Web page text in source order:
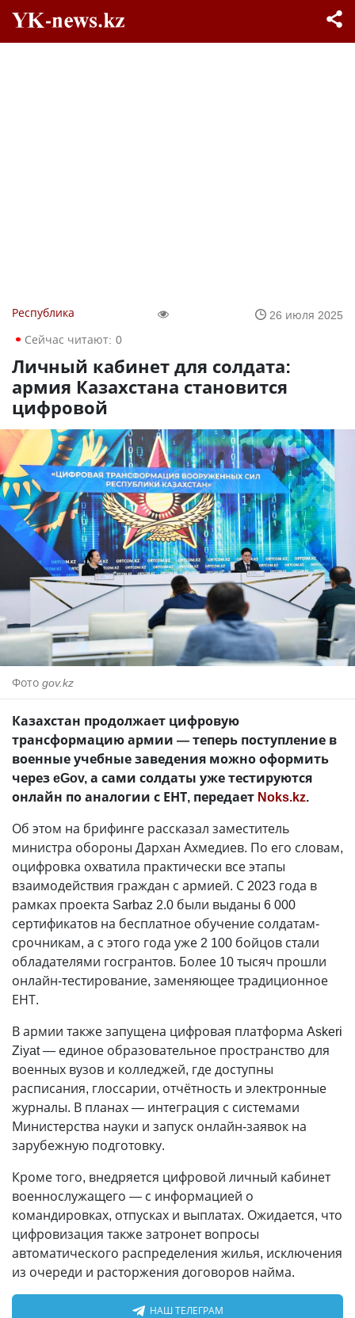
Республика
26 июля 2025
Сейчас читают: 0
Личный кабинет для солдата:
армия Казахстана становится
цифровой
Фото gov.kz
Казахстан продолжает цифровую
трансформацию армии — теперь поступление в
военные учебные заведения можно оформить
через eGov, а сами солдаты уже тестируются
онлайн по аналогии с ЕНТ, передает Noks.kz.
Об этом на брифинге рассказал заместитель
министра обороны Дархан Ахмедиев. По его словам,
оцифровка охватила практически все этапы
взаимодействия граждан с армией. С 2023 года в
рамках проекта Sarbaz 2.0 были выданы 6 000
сертификатов на бесплатное обучение солдатам-
срочникам, а с этого года уже 2 100 бойцов стали
обладателями госгрантов. Более 10 тысяч прошли
онлайн-тестирование, заменяющее традиционное
ЕНТ.
В армии также запущена цифровая платформа Askeri
Ziyat — единое образовательное пространство для
военных вузов и колледжей, где доступны
расписания, глоссарии, отчётность и электронные
журналы. В планах — интеграция с системами
Министерства науки и запуск онлайн-заявок на
зарубежную подготовку.
Кроме того, внедряется цифровой личный кабинет
военнослужащего — с информацией о
командировках, отпусках и выплатах. Ожидается, что
цифровизация также затронет вопросы
автоматического распределения жилья, исключения
из очереди и расторжения договоров найма.
НАШ ТЕЛЕГРАМ